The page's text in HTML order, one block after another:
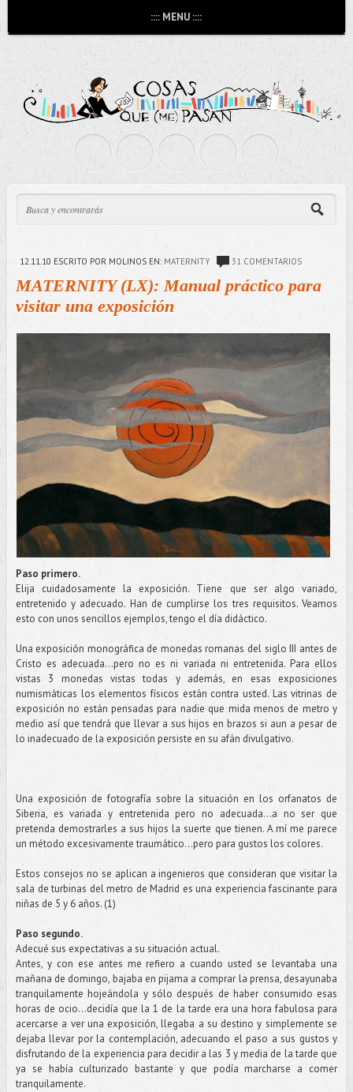
:::: MENU ::::
12.11.10 ESCRITO POR MOLINOS EN: MATERNITY 31 COMENTARIOS
MATERNITY (LX): Manual práctico para
visitar una exposición
Paso primero.
Elija cuidadosamente la exposición. Tiene que ser algo variado,
entretenido y adecuado. Han de cumplirse los tres requisitos. Veamos
esto con unos sencillos ejemplos, tengo el día didáctico.
Una exposición monográfica de monedas romanas del siglo III antes de
Cristo es adecuada...pero no es ni variada ni entretenida. Para ellos
vistas 3 monedas vistas todas y además, en esas exposiciones
numismáticas los elementos físicos están contra usted. Las vitrinas de
exposición no están pensadas para nadie que mida menos de metro y
medio así que tendrá que llevar a sus hijos en brazos si aun a pesar de
lo inadecuado de la exposición persiste en su afán divulgativo.
Una exposición de fotografía sobre la situación en los orfanatos de
Siberia, es variada y entretenida pero no adecuada...a no ser que
pretenda demostrarles a sus hijos la suerte que tienen. A mí me parece
un método excesivamente traumático…pero para gustos los colores.
Estos consejos no se aplican a ingenieros que consideran que visitar la
sala de turbinas del metro de Madrid es una experiencia fascinante para
niñas de 5 y 6 años. (1)
Paso segundo.
Adecué sus expectativas a su situación actual.
Antes, y con ese antes me refiero a cuando usted se levantaba una
mañana de domingo, bajaba en pijama a comprar la prensa, desayunaba
tranquilamente hojeándola y sólo después de haber consumido esas
horas de ocio...decidía que la 1 de la tarde era una hora fabulosa para
acercarse a ver una exposición, llegaba a su destino y simplemente se
dejaba llevar por la contemplación, adecuando el paso a sus gustos y
disfrutando de la experiencia para decidir a las 3 y media de la tarde que
ya se había culturizado bastante y que podía marcharse a comer
tranquilamente.